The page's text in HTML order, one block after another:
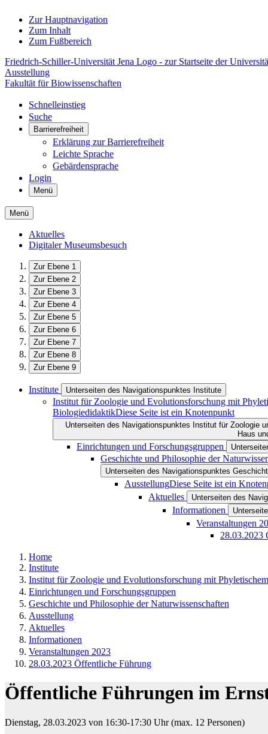
Zur Hauptnavigation
Zum Inhalt
Zum Fußbereich
Friedrich-Schiller-Universität Jena Logo - zur Startseite der
Ausstellung
Fakultät für Biowissenschaften
Schnelleinstieg
Suche
Barrierefreiheit
Erklärung zur Barrierefreiheit
Leichte Sprache
Gebärdensprache
Login
Menü
Menü
Aktuelles
Digitaler Museumsbesuch
Zur Ebene 1
Zur Ebene 2
Zur Ebene 3
Zur Ebene 4
Zur Ebene 5
Zur Ebene 6
Zur Ebene 7
Zur Ebene 8
Zur Ebene 9
Institute Unterseiten des Navigationspunktes Institute
Institut für Zoologie und Evolutionsforschung mit
BiologiedidaktikDiese Seite ist ein Knotenpunkt
Unterseiten des Navigationspunktes Institut für Zoologie
Haus
Einrichtungen und Forschungsgruppen
Geschichte und Philosophie der
Unterseiten des Navigationspunktes
AusstellungDiese Seite ist ein
Aktuelles
Unterseiten des
Informationen
Veranstaltungen
28.03.2023
Home
Institute
Institut für Zoologie und Evolutionsforschung mit
Einrichtungen und Forschungsgruppen
Geschichte und Philosophie der Naturwissenschaften
Ausstellung
Aktuelles
Informationen
Veranstaltungen 2023
28.03.2023 Öffentliche Führung
Öffentliche Führungen im
Dienstag, 28.03.2023 von 16:30-17:30 Uhr (max. 12 Personen)​